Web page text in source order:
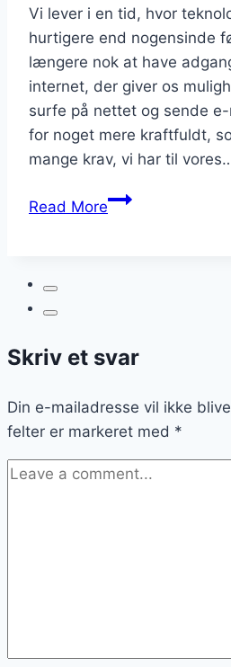
Vi lever i en tid, hvor
hurtigere end nogensinde
længere nok at have
internet, der giver os
surfe på nettet og sende
for noget mere kraftfuldt,
mange krav, vi har til
Read More5G
Skriv et svar
Din e-mailadresse vil ikke
felter er markeret med *